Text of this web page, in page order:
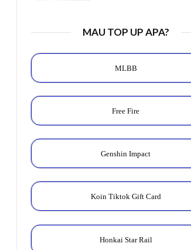
MAU TOP UP APA?
MLBB
Free Fire
Genshin Impact
Koin Tiktok Gift Card
Honkai Star Rail